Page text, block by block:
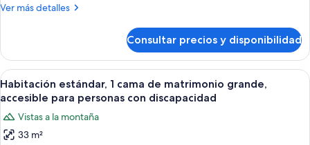
cama
grande,
balcón
Ver más detalles
Más
estándar,
cama
de
grande,
balcón
Consultar precios y disponibilidad
Abrir
todas
fotos
de
Minibar, caja fuerte, escritorio y
6
Habitación estándar, 1 cama de matrimonio grande,
accesible para personas con discapacidad
Vistas a la montaña
33 m²